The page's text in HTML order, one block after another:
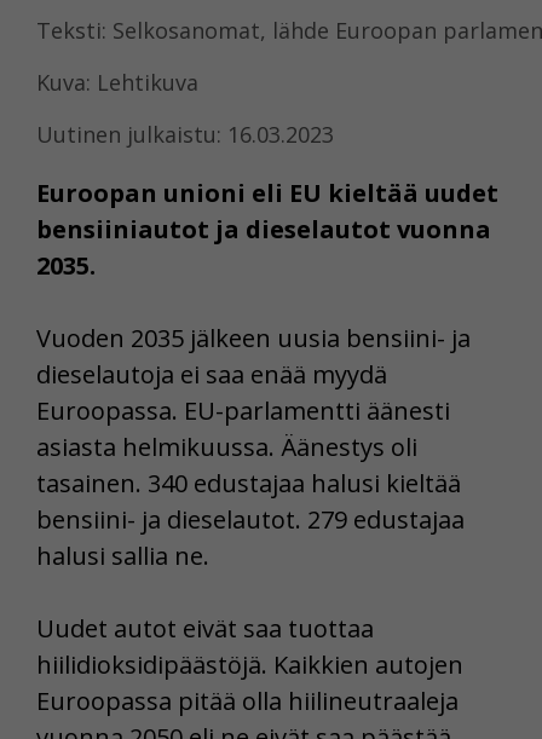
Teksti: Selkosanomat, lähde Euroopan
Kuva: Lehtikuva
Uutinen julkaistu: 16.03.2023
Euroopan unioni eli EU kieltää uudet
bensiiniautot ja dieselautot vuonna
2035.
Vuoden 2035 jälkeen uusia bensiini- ja
dieselautoja ei saa enää myydä
Euroopassa. EU-parlamentti äänesti
asiasta helmikuussa. Äänestys oli
tasainen. 340 edustajaa halusi kieltää
bensiini- ja dieselautot. 279 edustajaa
halusi sallia ne.
Uudet autot eivät saa tuottaa
hiilidioksidipäästöjä. Kaikkien autojen
Euroopassa pitää olla hiilineutraaleja